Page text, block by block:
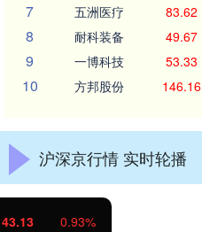
7 五洲医疗 83.62
8 耐科装备 49.67
9 一博科技 53.33
10 方邦股份 146.16
沪深京行情 实时轮播
北证50